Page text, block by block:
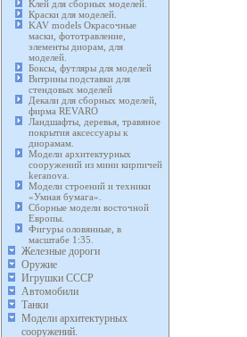
Клей для сборных моделей.
Краски для моделей.
KAV models Окрасочные
маски, фототравление,
элементы диорам, для
моделей.
Боксы, футляры для моделей
Витрины подставки для
стендовых моделей
Декали для сборных моделей,
фирма REVARO
Ландшафты, деревья, травяное
покрытия аксессуары к
диорамам.
Модели архитектурных
сооружений из мини кирпичей
keranova.
Модели строений и техники
«Умная бумага».
Сборные модели восточной
Европы.
Фигуры оловянные, в
масштабе 1:35.
Железные дороги
Оружие
Игрушки СССР
Автомобили
Танки
Модели архитектурных
сооружений.